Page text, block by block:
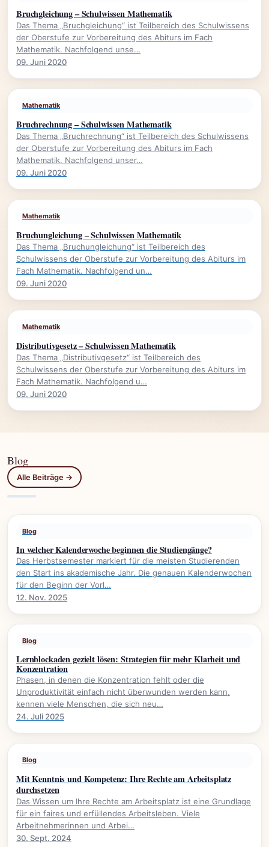
Bruchgleichung – Schulwissen Mathematik
Das Thema „Bruchgleichung“ ist Teilbereich des Schulwissens
der Oberstufe zur Vorbereitung des Abiturs im Fach
Mathematik. Nachfolgend unse…
09. Juni 2020
Mathematik
Bruchrechnung – Schulwissen Mathematik
Das Thema „Bruchrechnung“ ist Teilbereich des Schulwissens
der Oberstufe zur Vorbereitung des Abiturs im Fach
Mathematik. Nachfolgend unser…
09. Juni 2020
Mathematik
Bruchungleichung – Schulwissen Mathematik
Das Thema „Bruchungleichung“ ist Teilbereich des
Schulwissens der Oberstufe zur Vorbereitung des Abiturs im
Fach Mathematik. Nachfolgend un…
09. Juni 2020
Mathematik
Distributivgesetz – Schulwissen Mathematik
Das Thema „Distributivgesetz“ ist Teilbereich des
Schulwissens der Oberstufe zur Vorbereitung des Abiturs im
Fach Mathematik. Nachfolgend u…
09. Juni 2020
Blog
Alle Beiträge →
Blog
In welcher Kalenderwoche beginnen die Studiengänge?
Das Herbstsemester markiert für die meisten Studierenden
den Start ins akademische Jahr. Die genauen Kalenderwochen
für den Beginn der Vorl…
12. Nov. 2025
Blog
Lernblockaden gezielt lösen: Strategien für mehr Klarheit und
Konzentration
Phasen, in denen die Konzentration fehlt oder die
Unproduktivität einfach nicht überwunden werden kann,
kennen viele Menschen, die sich neu…
24. Juli 2025
Blog
Mit Kenntnis und Kompetenz: Ihre Rechte am Arbeitsplatz
durchsetzen
Das Wissen um Ihre Rechte am Arbeitsplatz ist eine Grundlage
für ein faires und erfüllendes Arbeitsleben. Viele
Arbeitnehmerinnen und Arbei…
30. Sept. 2024